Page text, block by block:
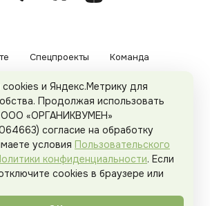
Спецпроекты Команда
Политика конфиденциальности
соглашение
. Все права защищены.
и Яндекс.Метрику для
Продолжая использовать
ООО «ОРГАНИКВУМЕН»
согласие на обработку
условия Пользовательского
конфиденциальности. Если
cookies в браузере или